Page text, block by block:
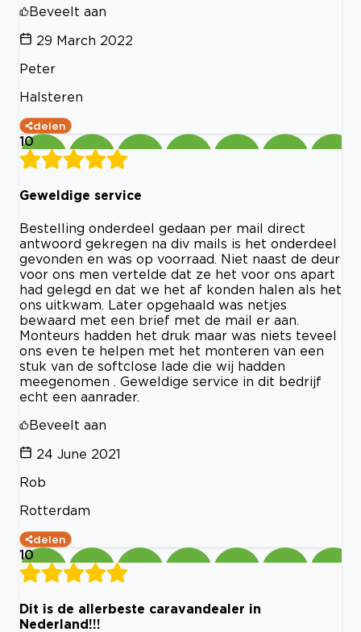
Beveelt aan
29 March 2022
Peter
Halsteren
delen
10
Geweldige service
Bestelling onderdeel gedaan per mail direct
antwoord gekregen na div mails is het onderdeel
gevonden en was op voorraad. Niet naast de deur
voor ons men vertelde dat ze het voor ons apart
had gelegd en dat we het af konden halen als het
ons uitkwam. Later opgehaald was netjes
bewaard met een brief met de mail er aan.
Monteurs hadden het druk maar was niets teveel
ons even te helpen met het monteren van een
stuk van de softclose lade die wij hadden
meegenomen . Geweldige service in dit bedrijf
echt een aanrader.
Beveelt aan
24 June 2021
Rob
Rotterdam
delen
10
Dit is de allerbeste caravandealer in
Nederland!!!